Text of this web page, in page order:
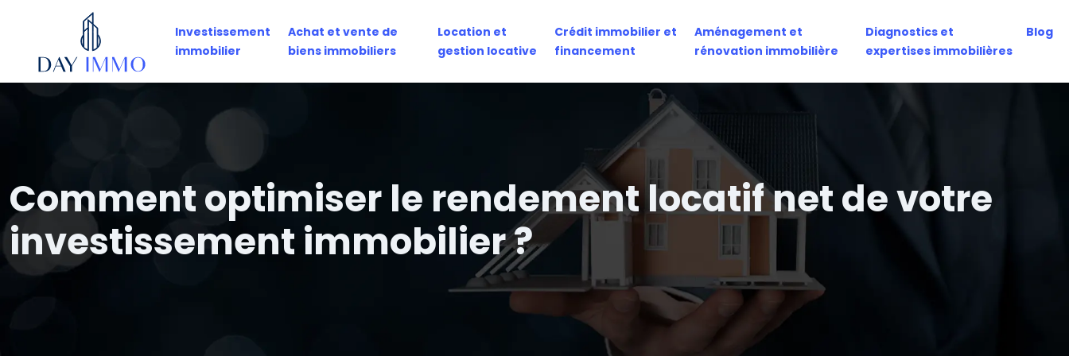
Investissement
immobilier
Achat et vente de
biens immobiliers
Location et
gestion locative
Crédit immobilier et
financement
Aménagement et
rénovation immobilière
Diagnostics et
expertises immobilières
Blog
Comment optimiser le rendement locatif net de votre
investissement immobilier ?